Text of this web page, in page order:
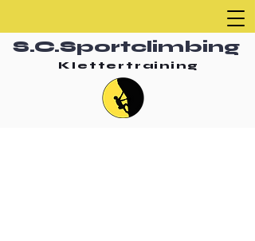
S.C.Sportclimbing
Klettertraining